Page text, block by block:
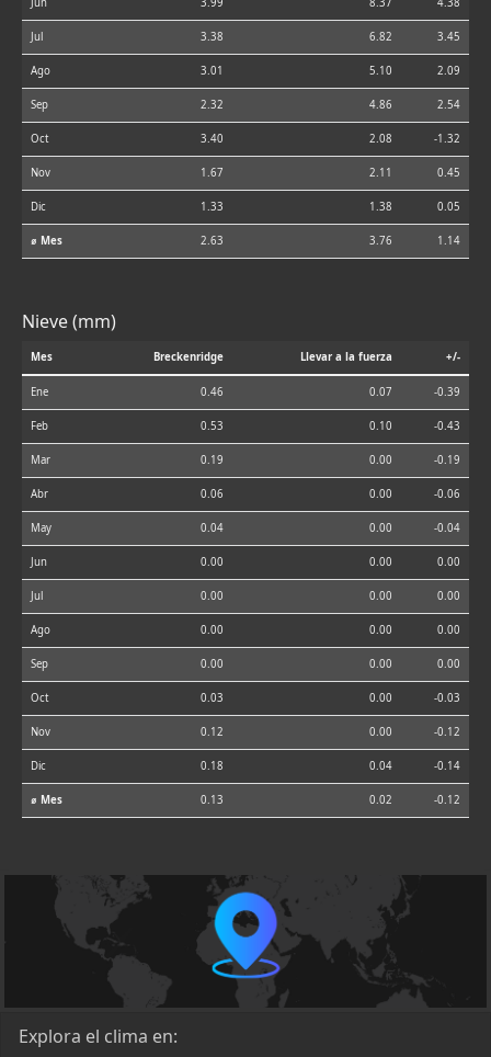
Jun 3.99 8.37 4.38
Jul 3.38 6.82 3.45
Ago 3.01 5.10 2.09
Sep 2.32 4.86 2.54
Oct 3.40 2.08 -1.32
Nov 1.67 2.11 0.45
Dic 1.33 1.38 0.05
⌀ Mes 2.63 3.76 1.14
Nieve (mm)
Mes Breckenridge Llevar a la fuerza +/-
Ene 0.46 0.07 -0.39
Feb 0.53 0.10 -0.43
Mar 0.19 0.00 -0.19
Abr 0.06 0.00 -0.06
May 0.04 0.00 -0.04
Jun 0.00 0.00 0.00
Jul 0.00 0.00 0.00
Ago 0.00 0.00 0.00
Sep 0.00 0.00 0.00
Oct 0.03 0.00 -0.03
Nov 0.12 0.00 -0.12
Dic 0.18 0.04 -0.14
⌀ Mes 0.13 0.02 -0.12
Explora el clima en: